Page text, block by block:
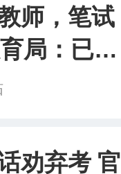
师，笔试
局：已叫
面核查
劝弃考 官